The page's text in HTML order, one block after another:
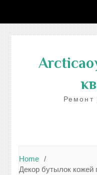
content
Ремонт
Home
Декор бутылок кожей